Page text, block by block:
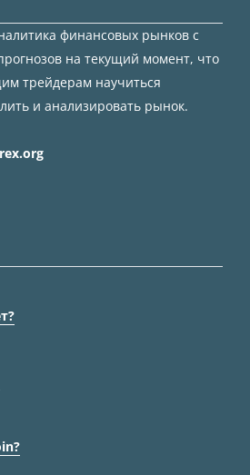
финансовых рынков с
на текущий момент, что
трейдерам научиться
и анализировать рынок.